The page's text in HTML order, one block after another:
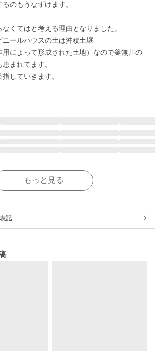
のもうなずけます。
くてはと考える理由となりました。
ニールハウスの土は沖積土壌
用によって形成された土地）なので釜無川の
まれてます。
していきます。
もっと見る
記